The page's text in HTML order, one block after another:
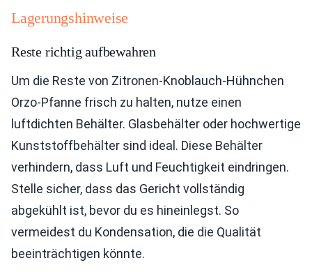
Lagerungshinweise
Reste richtig aufbewahren
Um die Reste von Zitronen-Knoblauch-Hühnchen
Orzo-Pfanne frisch zu halten, nutze einen
luftdichten Behälter. Glasbehälter oder hochwertige
Kunststoffbehälter sind ideal. Diese Behälter
verhindern, dass Luft und Feuchtigkeit eindringen.
Stelle sicher, dass das Gericht vollständig
abgekühlt ist, bevor du es hineinlegst. So
vermeidest du Kondensation, die die Qualität
beeinträchtigen könnte.